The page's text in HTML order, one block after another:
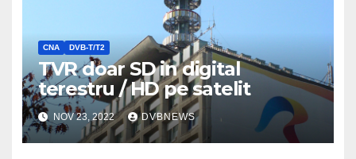
CNA DVB-T/T2
TVR doar SD in digital
terestru / HD pe satelit
NOV 23, 2022 DVBNEWS